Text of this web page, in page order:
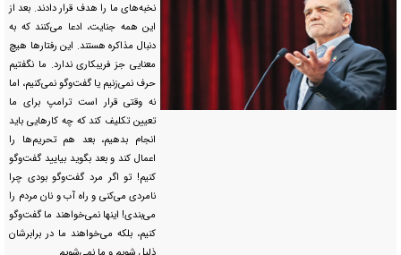
نخبه‌های ما را هدف قرار دادند. بعد از
این همه جنایت، ادعا می‌کنند که به
دنبال مذاکره هستند. این رفتار‌ها هیچ
معنایی جز فریبکاری ندارد. ما نگفتیم
حرف نمی‌زنیم یا گفت‌و‌گو نمی‌کنیم، اما
نه وقتی قرار است ترامپ برای ما
تعیین تکلیف کند که چه کار‌هایی باید
انجام بدهیم، بعد هم تحریم‌ها را
اعمال کند و بعد بگوید بیایید گفت‌و‌گو
کنیم! تو اگر مرد گفت‌و‌گو بودی چرا
نامردی می‌کنی و راه آب و نان مردم را
می‌بندی! اینها نمی‌خواهند ما گفت‌و‌گو
کنیم، بلکه می‌خواهند ما در برابرشان